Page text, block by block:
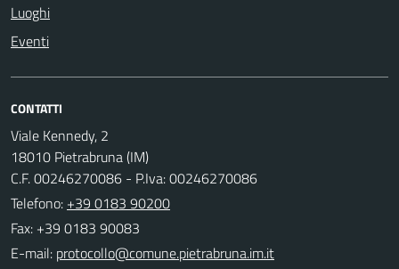
Luoghi
Eventi
CONTATTI
Viale Kennedy, 2
18010 Pietrabruna (IM)
C.F. 00246270086 - P.Iva: 00246270086
Telefono: +39 0183 90200
Fax: +39 0183 90083
E-mail: